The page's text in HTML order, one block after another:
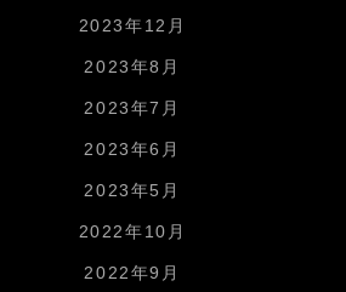
2023年12月
2023年8月
2023年7月
2023年6月
2023年5月
2022年10月
2022年9月